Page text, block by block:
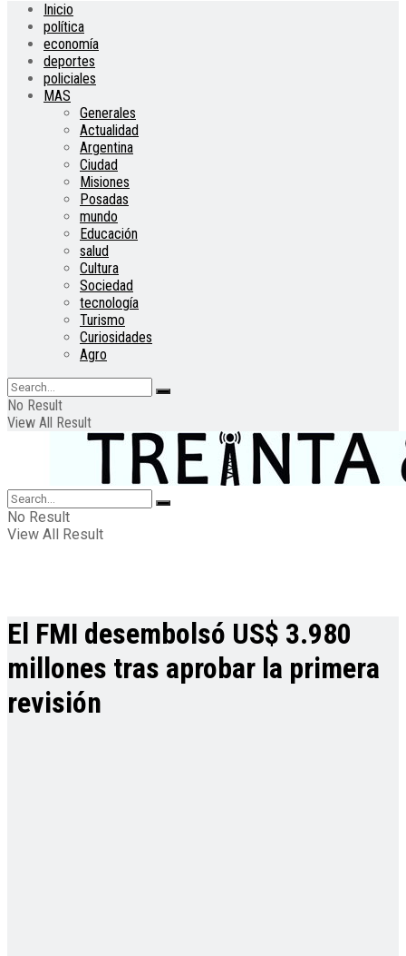
Inicio
política
economía
deportes
policiales
MAS
Generales
Actualidad
Argentina
Ciudad
Misiones
Posadas
mundo
Educación
salud
Cultura
Sociedad
tecnología
Turismo
Curiosidades
Agro
No Result
View All Result
No Result
View All Result
El FMI desembolsó US$ 3.980
millones tras aprobar la primera
revisión